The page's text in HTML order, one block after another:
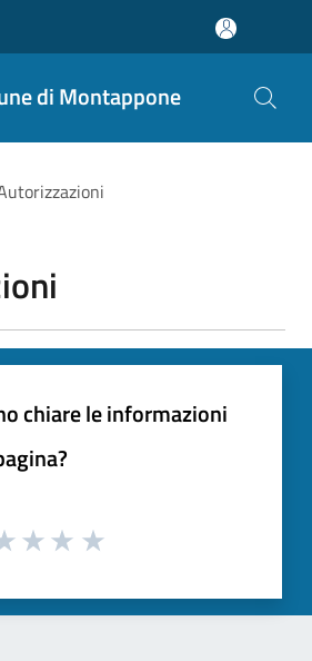
di Montappone
chiare le informazioni